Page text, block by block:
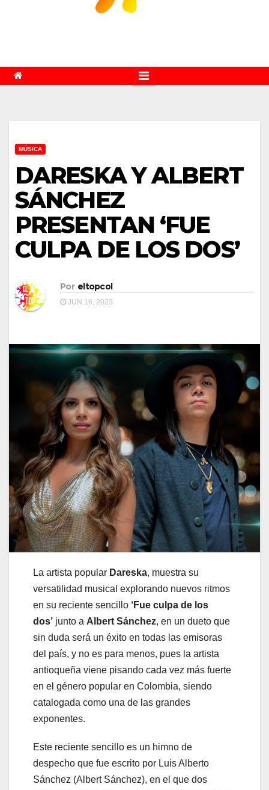
MÚSICA
DARESKA Y ALBERT
SÁNCHEZ
PRESENTAN ‘FUE
CULPA DE LOS DOS’
Por eltopcol
JUN 16, 2023
La artista popular Dareska, muestra su
versatilidad musical explorando nuevos ritmos
en su reciente sencillo ‘Fue culpa de los
dos’ junto a Albert Sánchez, en un dueto que
sin duda será un éxito en todas las emisoras
del país, y no es para menos, pues la artista
antioqueña viene pisando cada vez más fuerte
en el género popular en Colombia, siendo
catalogada como una de las grandes
exponentes.
Este reciente sencillo es un himno de
despecho que fue escrito por Luis Alberto
Sánchez (Albert Sánchez), en el que dos